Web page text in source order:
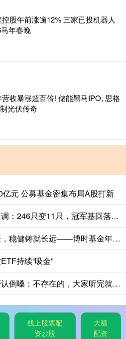
股午前涨逾12% 三家已投机器人
年春晚
收暴涨超百倍! 储能黑马IPO, 思格
光伏传奇
元 公募基金密集布局A股打新
创惠优配 翻倍基集体回调：246只变11只，冠军基回落超100个百分点
钱龙配资 专业成就未来，稳健铸就长远——博时基金年金业务高质量发展纪实
持续“吸金”
易投配资 胡彦斌直播否认倒嗓：不存在的，大家听完就知道了
线上股票配
资炒股
大额
配资